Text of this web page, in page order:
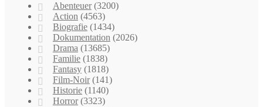
Abenteuer (3200)
Action (4563)
Biografie (1434)
Dokumentation (2026)
Drama (13685)
Familie (1838)
Fantasy (1818)
Film-Noir (141)
Historie (1140)
Horror (3323)